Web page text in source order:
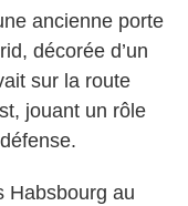
ancienne porte
décorée d’un
sur la route
jouant un rôle
Habsbourg au